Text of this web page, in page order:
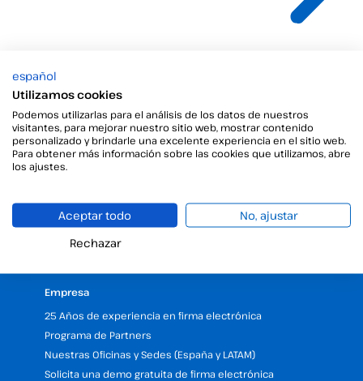
Productos
Firma digital
Firma electrónica
Firma desatendida
Sellos de tiempo
Validar firma electrónica
Firma Digital con la Ayuda del Kit Digital
Empresa
25 Años de experiencia en firma electrónica
Programa de Partners
Nuestras Oficinas y Sedes (España y LATAM)
Solicita una demo gratuita de firma electrónica
español
Utilizamos cookies
Podemos utilizarlas para el análisis de los datos de nuestros
visitantes, para mejorar nuestro sitio web, mostrar contenido
personalizado y brindarle una excelente experiencia en el sitio web.
Para obtener más información sobre las cookies que utilizamos, abre
los ajustes.
Aceptar todo
No, ajustar
Rechazar